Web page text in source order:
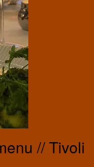
// Tivoli